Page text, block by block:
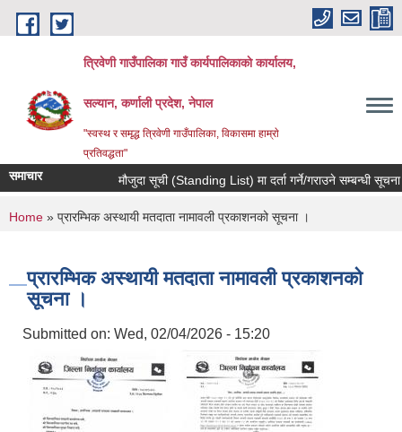
Skip to main content
त्रिवेणी गाउँपालिका गाउँ कार्यपालिकाकाे कार्यालय,
सल्यान, कर्णाली प्रदेश, नेपाल
"स्वस्थ र समृद्ध त्रिवेणी गाउँपालिका, विकासमा हाम्राे
प्रतिवद्धता"
समाचार मौजुदा सूची (Standing List) मा दर्ता गर्ने/गराउने सम्बन्धी सूचना
You are here
Home » प्रारम्भिक अस्थायी मतदाता नामावली प्रकाशनको सूचना ।
प्रारम्भिक अस्थायी मतदाता नामावली प्रकाशनको
सूचना ।
Submitted on: Wed, 02/04/2026 - 15:20